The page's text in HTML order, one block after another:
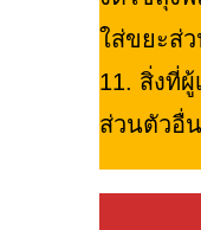
ใส่ขยะส่
11. สิ่งที่
ส่วนตัวอื่